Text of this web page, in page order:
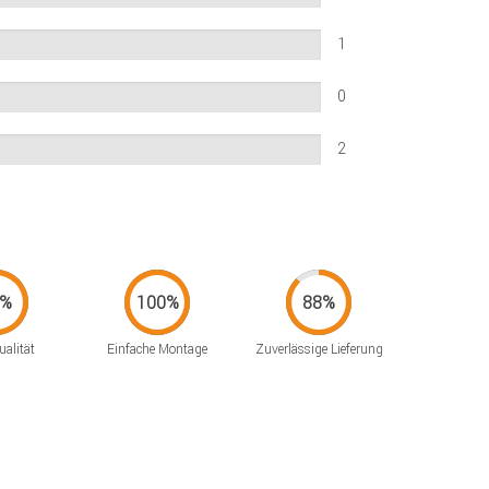
1
0
2
Einfache Montage Zuverlässige Lieferung